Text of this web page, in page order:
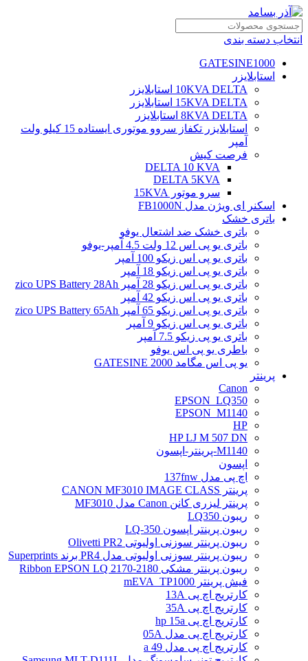
انتخاب دسته بندی
GATESINE1000
استابلایزر
10KVA DELTA استابلایزر
15KVA DELTA استابلایزر
8KVA DELTA استابلایزر
استابلایزر تکفاز سروو موتوری ایستاده 15 کیلو ولت
آمپر
فرصت کیش
DELTA 10 KVA
DELTA 5KVA
سرو موتور 15KVA
اسکنر ای ویژن مدل FB1000N
باتری خشک
باتری خشک ضد اشتعال یوفو
باتری یو پی اس 12 ولت 4.5 آمپر-یوفو
باتری یو پی اس زیکو 100 آمپر
باتری یو پی اس زیکو 18 آمپر
باتری یو پی اس زیکو 28 آمپر zico UPS Battery 28Ah
باتری یو پی اس زیکو 42 آمپر
باتری یو پی اس زیکو 65 آمپر zico UPS Battery 65Ah
باتری یو پی اس زیکو 9 آمپر
باتری یو پی زیکو 7.5 آمپر
باطری یو پی اس یوفو
یو پی اس مگامد GATESINE 2000
پرینتر
Canon
EPSON_LQ350
EPSON_M1140
HP
HP LJ M 507 DN
M1140-پرینتر-اپسون
اپسون
اچ پی مدل 137fnw
پرینتر CANON MF3010 IMAGE CLASS
پرینتر لیزری کانن Canon مدل MF3010
ریبون LQ350
ریبون پرینتر اپسون LQ-350
ریبون پرینتر سوزنی اولیوتی Olivetti PR2
ریبون پرینتر سوزنی اولیوتی مدل PR4 برند Superprints
ریبون پرینتر مشکی Ribbon EPSON LQ 2170-2180
فیش پرینتر mEVA_TP1000
کارتریج اچ پی 13A
کارتریج اچ پی 35A
کارتریج اچ پی hp 15a
کارتریج اچ پی مدل 05A
کارتریج اچ پی مدل 49 a